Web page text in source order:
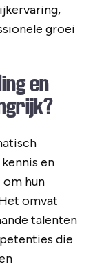
groei
en
en
hun
omvat
talenten
die